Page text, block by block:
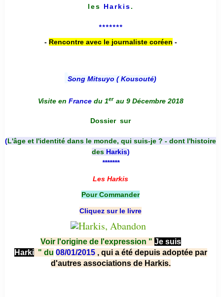
les Harkis.
*******
- Rencontre avec le journaliste coréen -
Song Mitsuyo ( Kousouté)
Visite en France du 1er au 9 Décembre 2018
Dossier sur
(L'âge et l'identité dans le monde, qui suis-je ? - dont l'histoire
des Harkis)
*******
Les Harkis
Pour Commander
Cliquez sur le livre
Voir l'origine de l'expression " Je suis
Harki " du 08/01/2015 , qui a été depuis adoptée par
d'autres associations de Harkis.